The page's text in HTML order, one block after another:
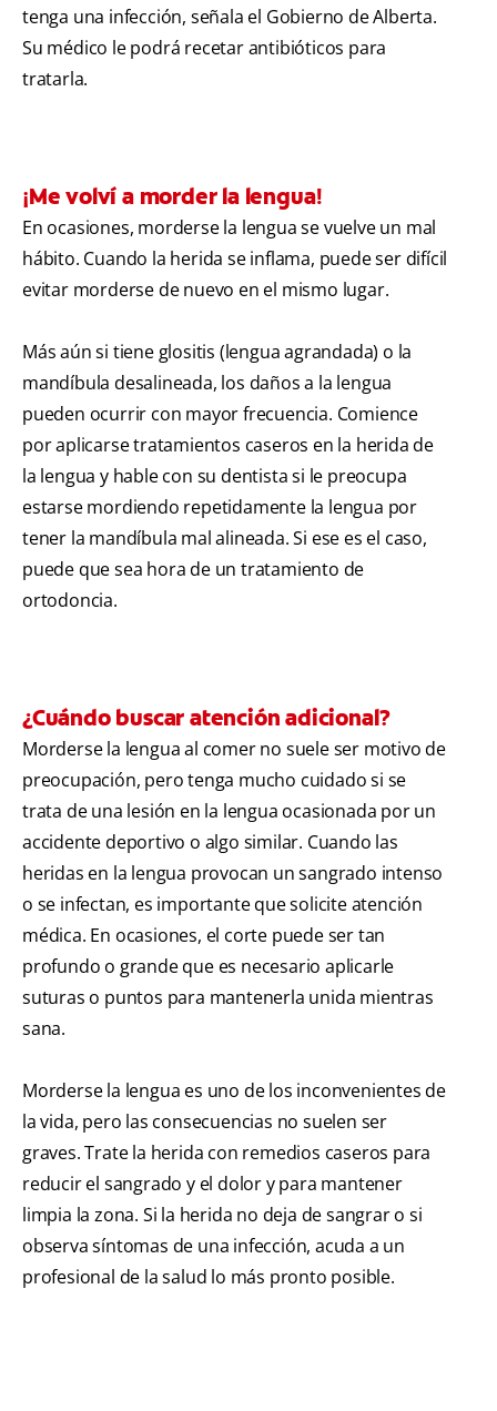
tenga una infección, señala el Gobierno de Alberta.
Su médico le podrá recetar antibióticos para
tratarla.
¡Me volví a morder la lengua!
En ocasiones, morderse la lengua se vuelve un mal
hábito. Cuando la herida se inflama, puede ser difícil
evitar morderse de nuevo en el mismo lugar.
Más aún si tiene glositis (lengua agrandada) o la
mandíbula desalineada, los daños a la lengua
pueden ocurrir con mayor frecuencia. Comience
por aplicarse tratamientos caseros en la herida de
la lengua y hable con su dentista si le preocupa
estarse mordiendo repetidamente la lengua por
tener la mandíbula mal alineada. Si ese es el caso,
puede que sea hora de un tratamiento de
ortodoncia.
¿Cuándo buscar atención adicional?
Morderse la lengua al comer no suele ser motivo de
preocupación, pero tenga mucho cuidado si se
trata de una lesión en la lengua ocasionada por un
accidente deportivo o algo similar. Cuando las
heridas en la lengua provocan un sangrado intenso
o se infectan, es importante que solicite atención
médica. En ocasiones, el corte puede ser tan
profundo o grande que es necesario aplicarle
suturas o puntos para mantenerla unida mientras
sana.
Morderse la lengua es uno de los inconvenientes de
la vida, pero las consecuencias no suelen ser
graves. Trate la herida con remedios caseros para
reducir el sangrado y el dolor y para mantener
limpia la zona. Si la herida no deja de sangrar o si
observa síntomas de una infección, acuda a un
profesional de la salud lo más pronto posible.